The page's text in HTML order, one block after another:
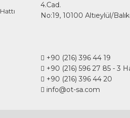
4.Cad.
No:19, 10100 Altıeylül/
+90 (216) 396 44 19
+90 (216) 596 27 85- 3
+90 (216) 396 44 20
info@ot-sa.com